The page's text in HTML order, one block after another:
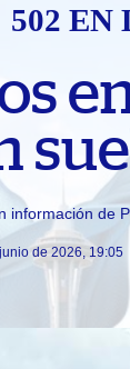
502 EN
información de
de 2026, 19:05